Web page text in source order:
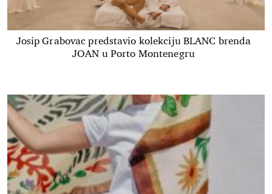
Josip Grabovac predstavio kolekciju BLANC brenda
JOAN u Porto Montenegru